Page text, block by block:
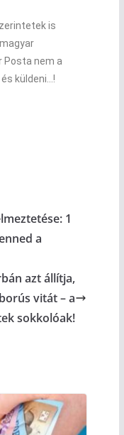
is
Posta nem a
küldeni…!
1
a
azt állítja,
vitát – a
sokkolóak!